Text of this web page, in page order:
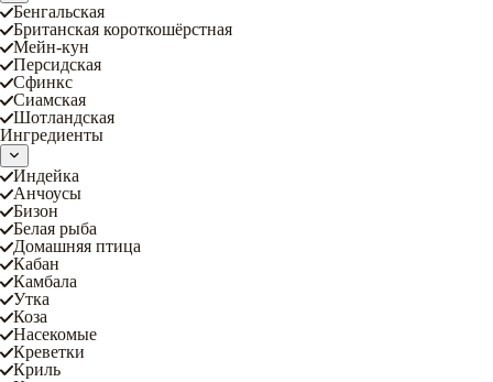
Бенгальская
Британская короткошёрстная
Мейн-кун
Персидская
Сфинкс
Сиамская
Шотландская
Ингредиенты
Индейка
Анчоусы
Бизон
Белая рыба
Домашняя птица
Кабан
Камбала
Утка
Коза
Насекомые
Креветки
Криль